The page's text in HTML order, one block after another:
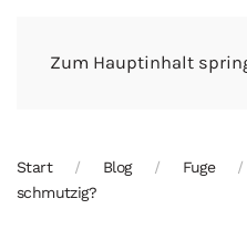
Zum Hauptinhalt
Start Blog Fuge
schmutzig?